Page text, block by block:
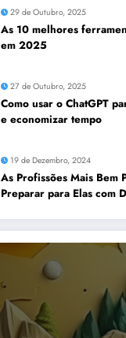
29 de Outubro, 2025
As 10 melhores
em 2025
27 de Outubro, 2025
Como usar o ChatGPT
e economizar tempo
19 de Dezembro, 2024
As Profissões Mais Bem
Preparar para Elas com